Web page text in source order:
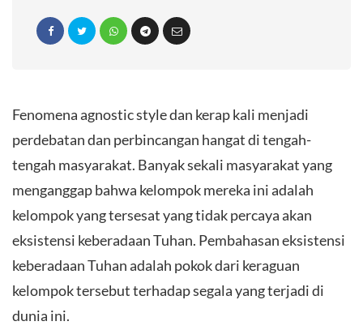
Fenomena agnostic style dan kerap kali menjadi
perdebatan dan perbincangan hangat di tengah-
tengah masyarakat. Banyak sekali masyarakat yang
menganggap bahwa kelompok mereka ini adalah
kelompok yang tersesat yang tidak percaya akan
eksistensi keberadaan Tuhan. Pembahasan eksistensi
keberadaan Tuhan adalah pokok dari keraguan
kelompok tersebut terhadap segala yang terjadi di
dunia ini.